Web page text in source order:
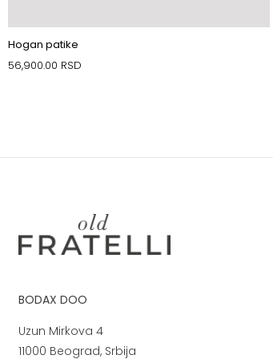
Hogan patike
56,900.00 RSD
BODAX DOO
Uzun Mirkova 4
11000 Beograd, Srbija